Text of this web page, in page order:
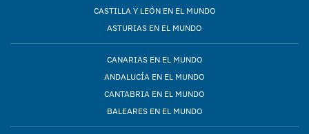
CASTILLA Y LEÓN EN EL MUNDO
ASTURIAS EN EL MUNDO
CANARIAS EN EL MUNDO
ANDALUCÍA EN EL MUNDO
CANTABRIA EN EL MUNDO
BALEARES EN EL MUNDO